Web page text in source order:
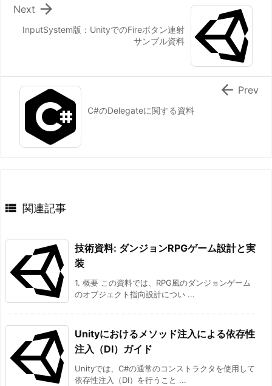
InputSystem版：UnityでのFireボタン連射
サンプル資料

Next
C#のDelegateに関する資料
 Prev
 関連記事
技術資料: ダンジョンRPGゲーム設計と実
装
1. 概要 この資料では、RPG風のダンジョンゲーム
のオブジェクト指向設計につい ...
Unityにおけるメソッド注入による依存性
注入（DI）ガイド
Unityでは、C#の通常のコンストラクタを使用して
依存性注入（DI）を行うこと ...